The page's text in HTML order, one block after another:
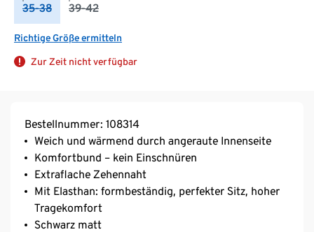
35-38 39-42
Richtige Größe ermitteln
Zur Zeit nicht verfügbar
Bestellnummer: 108314
Weich und wärmend durch angeraute Innenseite
Komfortbund – kein Einschnüren
Extraflache Zehennaht
Mit Elasthan: formbeständig, perfekter Sitz, hoher
Tragekomfort
Schwarz matt